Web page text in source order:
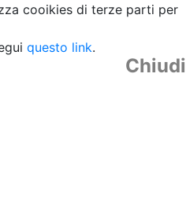
cooikies di terze parti per
questo link.
Chiudi